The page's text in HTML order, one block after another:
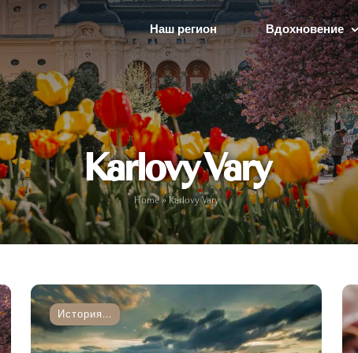
Наш регион Вдохновение
Karlovy Vary
Home»Karlovy Vary
История...